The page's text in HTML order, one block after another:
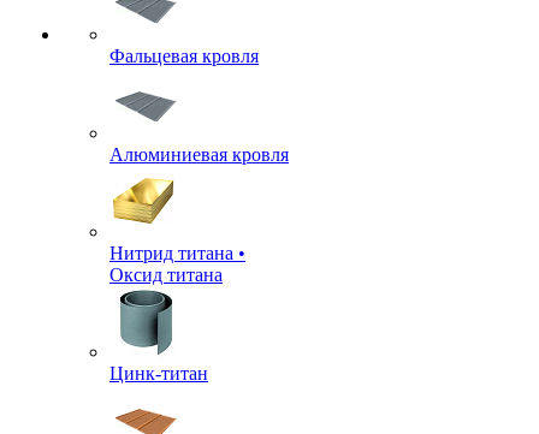
Фальцевая кровля
Алюминиевая кровля
Нитрид титана •
Оксид титана
Цинк-титан